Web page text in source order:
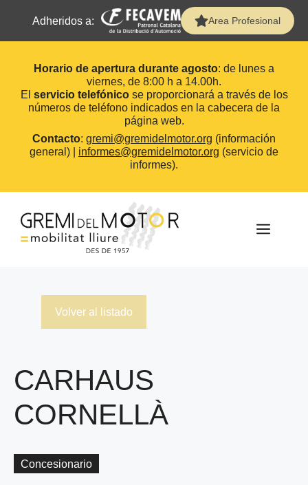
Adheridos a: Area Profesional
Horario de apertura durante agosto: de lunes a
viernes, de 8:00 h a 14.00h.
El servicio telefónicose proporcionará a través de los
números de teléfono indicados en la cabecera de la
página web.
Contacto: gremi@gremidelmotor.org (información
general) | informes@gremidelmotor.org (servicio de
informes).
contenido
Volver al listado
CARHAUS
CORNELLÀ
Concesionario